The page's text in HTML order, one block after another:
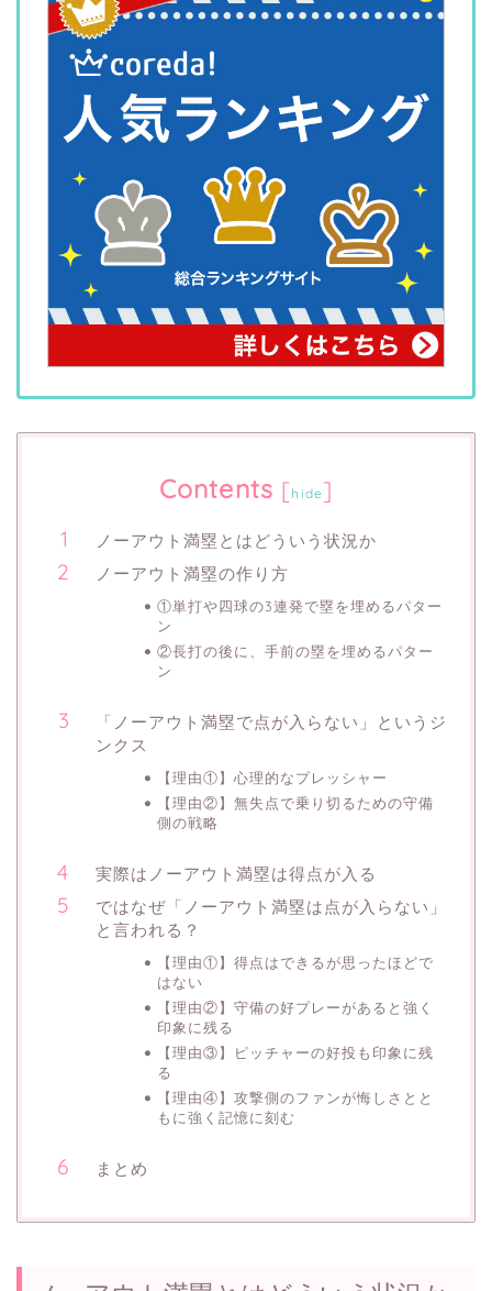
Contents [hide ]
ノーアウト満塁とはどういう状況か
ノーアウト満塁の作り方
①単打や四球の3連発で塁を埋めるパター
ン
②長打の後に、手前の塁を埋めるパター
ン
「ノーアウト満塁で点が入らない」というジ
ンクス
【理由①】心理的なプレッシャー
【理由②】無失点で乗り切るための守備
側の戦略
実際はノーアウト満塁は得点が入る
ではなぜ「ノーアウト満塁は点が入らない」
と言われる？
【理由①】得点はできるが思ったほどで
はない
【理由②】守備の好プレーがあると強く
印象に残る
【理由③】ピッチャーの好投も印象に残
る
【理由④】攻撃側のファンが悔しさとと
もに強く記憶に刻む
まとめ